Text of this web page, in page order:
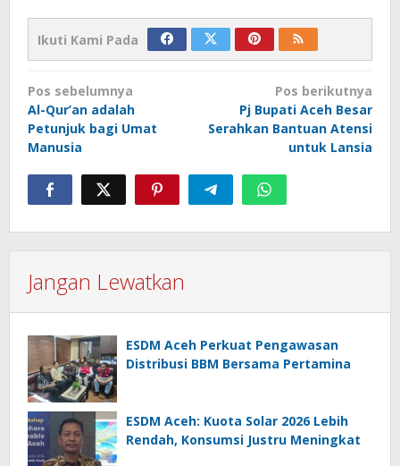
Ikuti Kami Pada
Navigasi
pos
Pos sebelumnya
Al-Qur’an adalah
Petunjuk bagi Umat
Manusia
Pos berikutnya
Pj Bupati Aceh Besar
Serahkan Bantuan Atensi
untuk Lansia
Jangan Lewatkan
ESDM Aceh Perkuat Pengawasan
Distribusi BBM Bersama Pertamina
ESDM Aceh: Kuota Solar 2026 Lebih
Rendah, Konsumsi Justru Meningkat